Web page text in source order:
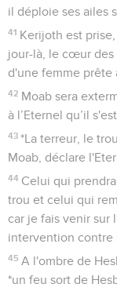
il déploie ses ailes
41 Kerijoth est
jour-là, le cœur des
d'une femme prête
42 Moab sera
à l’Eternel qu’il
43 *La terreur, le
Moab, déclare
44 Celui qui
trou et celui qui
car je fais venir sur
intervention contre
45 A l'ombre de
*un feu sort de